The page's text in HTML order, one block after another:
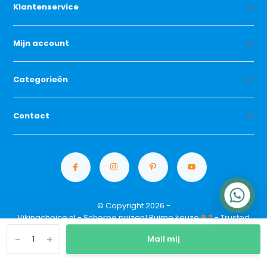
+
- Mail mij
Klantenservice
Mijn account
Categorieën
Contact
© Copyright 2026 -
Vikingchoice.nl - Scherpe prijzen! Ruime keuze9.2- Trusted